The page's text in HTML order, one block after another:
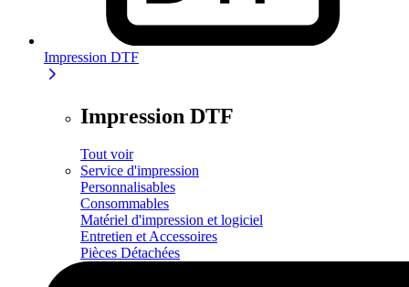
Impression DTF
Impression DTF
Tout voir
Service d'impression
Personnalisables
Consommables
Matériel d'impression et logiciel
Entretien et Accessoires
Pièces Détachées